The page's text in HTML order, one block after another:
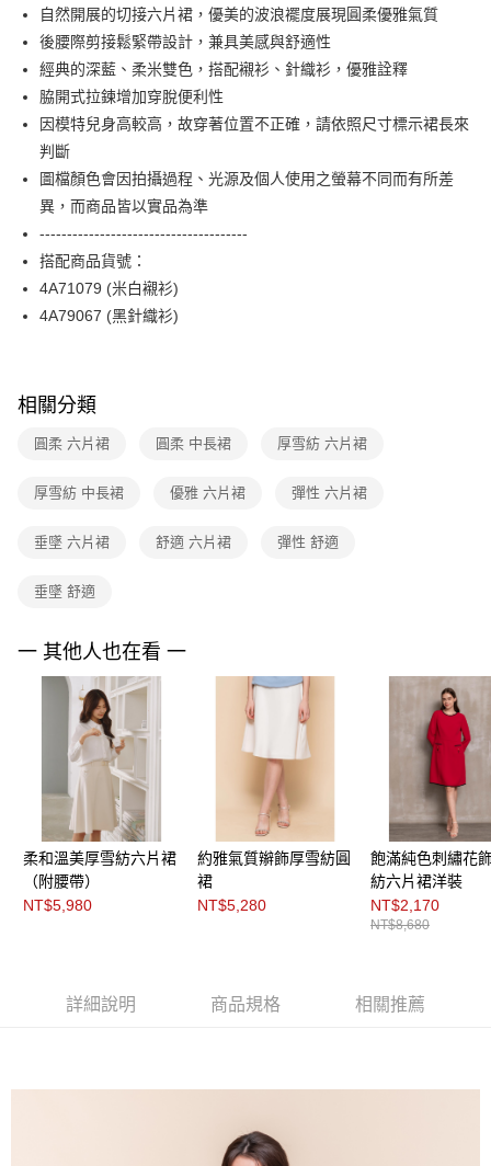
國泰世華商業銀行
兆豐國際商業銀行
臺灣中小企業銀行
台中商業銀行
匯豐（台灣）商業銀行
華泰商業銀行
聯邦商業銀行
遠東國際商業銀行
元大商業銀行
玉山商業銀行
星展（台灣）商業銀行
台新國際商業銀行
台灣樂天信用卡公司
Apple Pay
街口支付
【關於「AFTEE先享後付」】
AFTEE先享後付是「在收到商品之後才付款」的支付方式。 讓您購物簡單
便利好安心！
３．安心：先確認商品／服務後，再付款。
【「AFTEE先享後付」結帳流程】
１．於結帳方式選擇「AFTEE先享後付」後，將跳轉至「AFTEE先享後付」
ATM／網路銀行／等多元方式進行付款，方視為交易完成。
購買商品的店家。未經商家同意取消之訂單仍視為有效，需透過AFTEE先享
是否繳費成功／繳費後需取消欲退款等相關疑問，請聯繫「AFTEE先享後付
易，需依本服務之必要範圍內提供個人資料，並將交易相關給付款項請求債
https://aftee.tw/terms/#terms3
３．未成年的使用者請事先徵得法定代理人或監護人之同意方可使用
「AFTEE先享後付」，若未經同意申辦者引起之損失，本公司不負相關責
４．使用「AFTEE先享後付」時，將依據個別帳號之用戶狀況，依本公司即
時審查核予不同之上限額度；若仍有額度不足之情形，本公司將視審查結果
請求用戶進行身份認證。
５．嚴禁一人註冊多個帳號或使用他人資訊註冊。若發現惡意使用之情形，
恩沛科技股份有限公司將有權停止該用戶之使用額度並採取法律行動。
ATM付款
運送方式
全家取貨付款
每筆NT$90，滿NT$3,600(含以上)免運費
7-11取貨付款
每筆NT$90，滿NT$3,600(含以上)免運費
黑貓宅配
每筆NT$200，滿NT$8,000(含以上)免運費
付款後門市自取
自然開展的切接六片裙，優美的波浪襬度展現圓柔優雅氣質
後腰際剪接鬆緊帶設計，兼具美感與舒適性
經典的深藍、柔米雙色，搭配襯衫、針織衫，優雅詮釋
脇開式拉鍊增加穿脫便利性
因模特兒身高較高，故穿著位置不正確，請依照尺寸標示裙長來
判斷
圖檔顏色會因拍攝過程、光源及個人使用之螢幕不同而有所差
異，而商品皆以實品為準
--------------------------------------
搭配商品貨號：
4A71079 (米白襯衫)
4A79067 (黑針織衫)
相關分類
圓柔 六片裙 圓柔 中長裙 厚雪紡 六片裙
厚雪紡 中長裙 優雅 六片裙 彈性 六片裙
垂墜 六片裙 舒適 六片裙 彈性 舒適
垂墜 舒適
一 其他人也在看 一
柔和溫美厚雪紡六片裙
（附腰帶）
NT$5,980
約雅氣質辮飾厚雪紡圓
裙
NT$5,280
飽滿純色刺繡花
紡六片裙洋裝
NT$2,170
NT$8,680
詳細說明 商品規格 相關推薦